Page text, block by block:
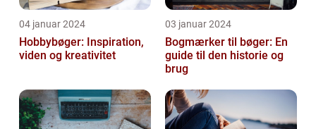
04 januar 2024
Hobbybøger: Inspiration,
viden og kreativitet
03 januar 2024
Bogmærker til bøger: En
guide til den historie og
brug